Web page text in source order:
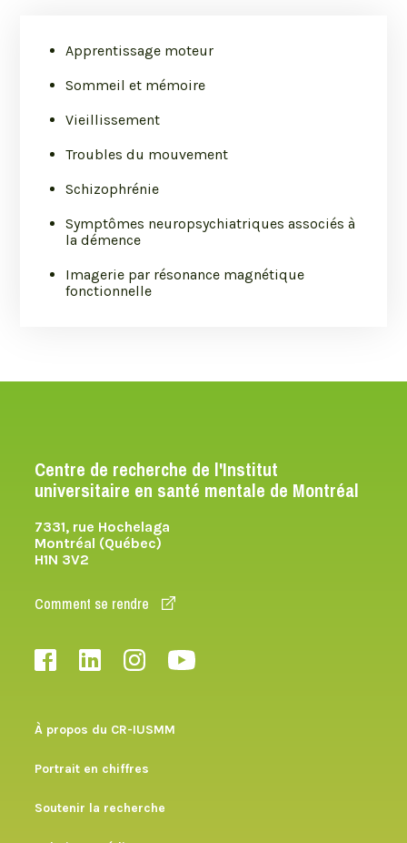
Apprentissage moteur
Sommeil et mémoire
Vieillissement
Troubles du mouvement
Schizophrénie
Symptômes neuropsychiatriques associés à
la démence
Imagerie par résonance magnétique
fonctionnelle
Centre de recherche de l'Institut
universitaire en santé mentale de Montréal
7331, rue Hochelaga
Montréal (Québec)
H1N 3V2
Comment se rendre
À propos du CR-IUSMM
Portrait en chiffres
Soutenir la recherche